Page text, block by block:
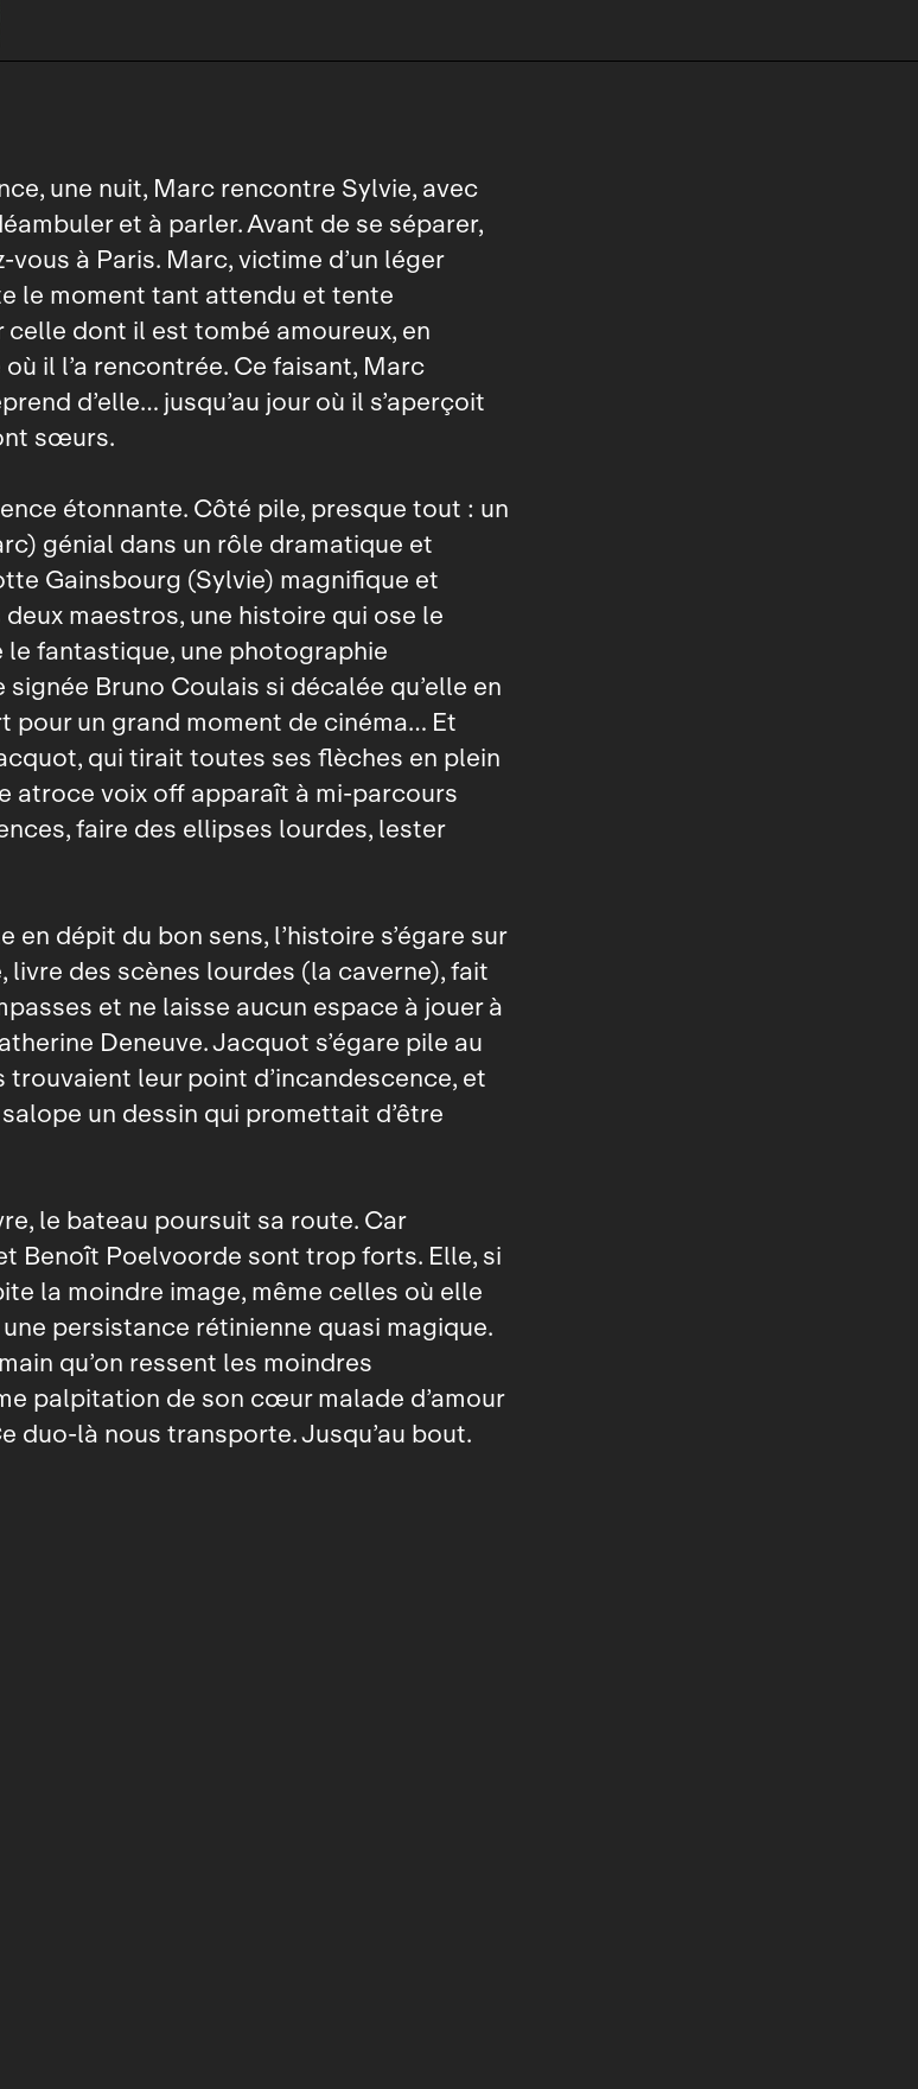
une nuit, Marc rencontre Sylvie, avec
et à parler. Avant de se séparer,
à Paris. Marc, victime d’un léger
le moment tant attendu et tente
dont il est tombé amoureux, en
il l’a rencontrée. Ce faisant, Marc
d’elle… jusqu’au jour où il s’aperçoit
sœurs.
étonnante. Côté pile, presque tout : un
génial dans un rôle dramatique et
Gainsbourg (Sylvie) magnifique et
maestros, une histoire qui ose le
fantastique, une photographie
Bruno Coulais si décalée qu’elle en
pour un grand moment de cinéma… Et
qui tirait toutes ses flèches en plein
atroce voix off apparaît à mi‑parcours
faire des ellipses lourdes, lester
en dépit du bon sens, l’histoire s’égare sur
des scènes lourdes (la caverne), fait
et ne laisse aucun espace à jouer à
Deneuve. Jacquot s’égare pile au
leur point d’incandescence, et
un dessin qui promettait d’être
le bateau poursuit sa route. Car
Benoît Poelvoorde sont trop forts. Elle, si
la moindre image, même celles où elle
persistance rétinienne quasi magique.
qu’on ressent les moindres
palpitation de son cœur malade d’amour
duo‑là nous transporte. Jusqu’au bout.